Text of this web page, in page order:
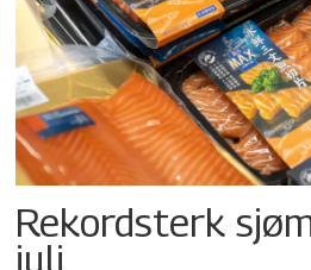
Rekordsterk
juli